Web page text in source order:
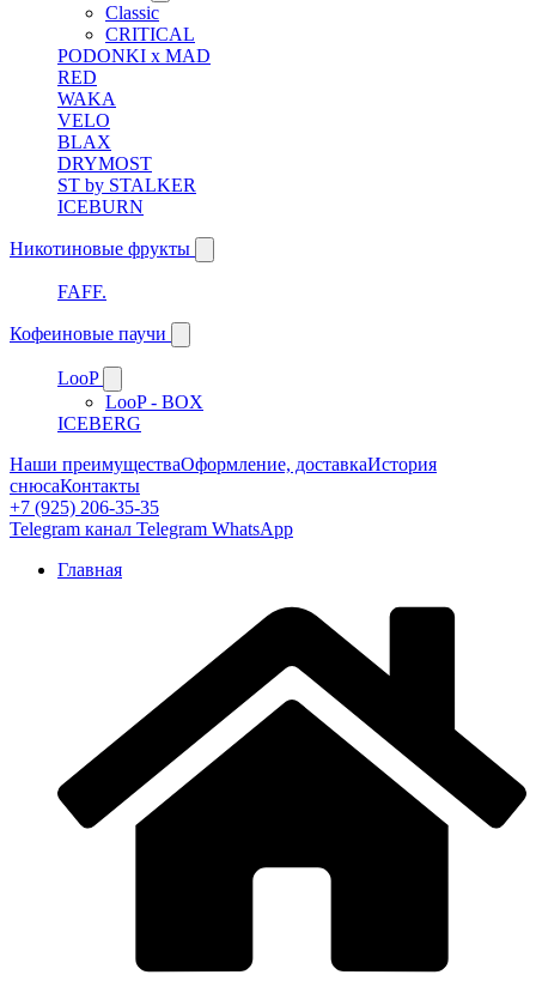
Classic
CRITICAL
PODONKI x MAD
RED
WAKA
VELO
BLAX
DRYMOST
ST by STALKER
ICEBURN
Никотиновые фрукты
FAFF.
Кофеиновые паучи
LooP
LooP - BOX
ICEBERG
Наши преимуществаОформление, доставкаИстория
снюсаКонтакты
+7 (925) 206-35-35
Telegram канал Telegram WhatsApp
Главная